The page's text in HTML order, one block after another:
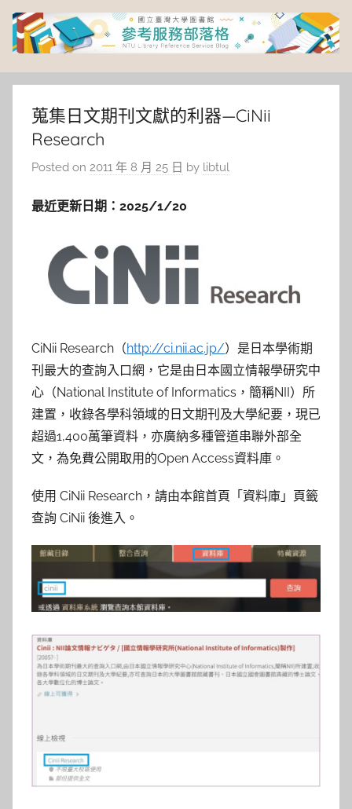
Skip
content
臺
灣
大
學
參
考
服
務
部
落
格
蒐集日文期刊文獻的利器—CiNii
Research
Posted on 2011 年 8 月 25 日 by libtul
最近更新日期：2025/1/20
CiNii Research（http://ci.nii.ac.jp/）是日本學術期
刊最大的查詢入口網，它是由日本國立情報學研究中
心（National Institute of Informatics，簡稱NII）所
建置，收錄各學科領域的日文期刊及大學紀要，現已
超過1,400萬筆資料，亦廣納多種管道串聯外部全
文，為免費公開取用的Open Access資料庫。
使用 CiNii Research，請由本館首頁「資料庫」頁籤
查詢 CiNii 後進入。